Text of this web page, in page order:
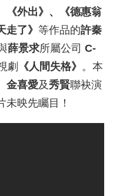
《外出》、《德惠翁
了》 等作品的許秦
薛景求所屬公司 C-
劇 《人間失格》 。本
金喜愛及秀賢聯袂演
未映先矚目！